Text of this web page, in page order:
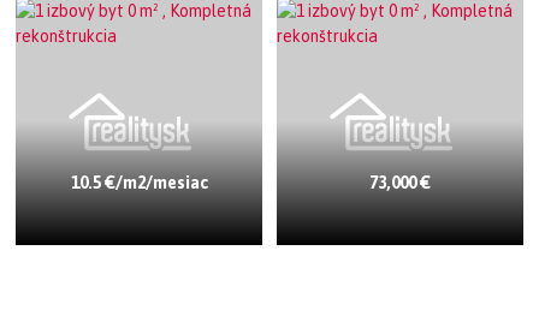
10.5 €/m2/mesiac 73,000 €